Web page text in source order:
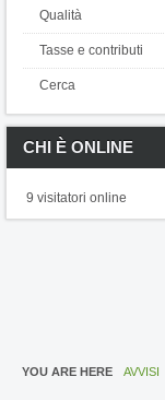
Qualità
Tasse e contributi
Cerca
CHI È ONLINE
9 visitatori online
YOU ARE HERE AVVISI